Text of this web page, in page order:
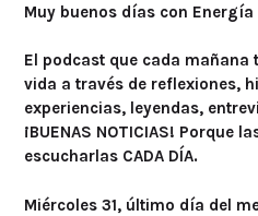
Muy buenos días con Energía
El podcast que cada mañana
vida a través de reflexiones,
experiencias, leyendas,
¡BUENAS NOTICIAS! Porque
escucharlas CADA DÍA.
Miércoles 31, último día del